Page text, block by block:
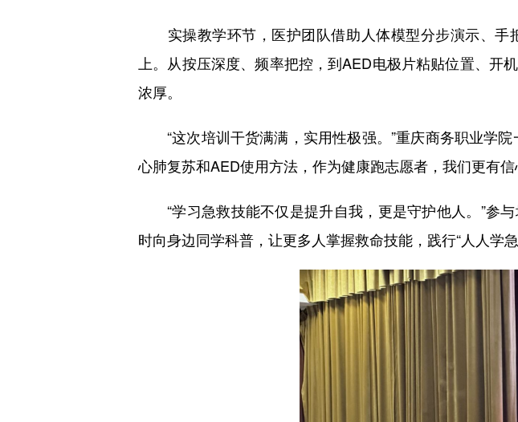
实操教学环节，医护团队借助人体模型分步演示、手
上。从按压深度、频率把控，到AED电极片粘贴位置、
浓厚。
“这次培训干货满满，实用性极强。”重庆商务职业学院
心肺复苏和AED使用方法，作为健康跑志愿者，我们更有
“学习急救技能不仅是提升自我，更是守护他人。”参
时向身边同学科普，让更多人掌握救命技能，践行“人人学